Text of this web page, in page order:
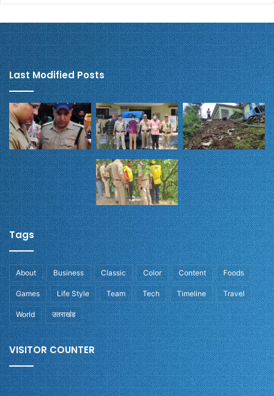
Last Modified Posts
Tags
About Business Classic Color Content Foods
Games Life Style Team Tech Timeline Travel
World उतराखंड
VISITOR COUNTER